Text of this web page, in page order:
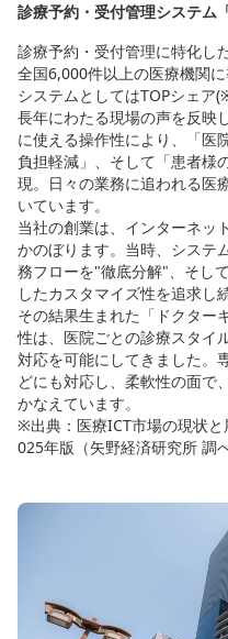
診療予約・受付管理システム
診療予約・受付管理に特化し
全国6,000件以上の医療機関
システムとしてはTOPシェア
長年にわたる現場の声を反映
に使える操作性により、「医
負担軽減」、そして「患者様
現。日々の業務に追われる医
いています。
当社の創業は、インターネッ
かのぼります。当時、システ
務フローを"徹底分解"、そし
したカスタマイズ性を追求し
その結果生まれた「ドクター
性は、医院ごとの診療スタイ
対応を可能にしてきました。
どにも対応し、柔軟性の面で
かなえています。
※出典：医療ICT市場の現状
025年版（矢野経済研究所 調べ